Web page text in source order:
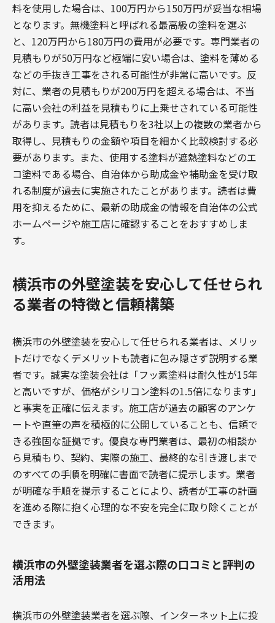
料を使用した場合は、100万円から150万円が妥当な相場
となります。無機塗料と呼ばれる最高級の塗料を選ぶ
と、120万円から180万円の費用が必要です。専門業者の
見積もりが50万円など極端に安い場合は、塗料を薄める
などの手抜き工事をされる可能性が非常に高いです。反
対に、業者の見積もりが200万円を超える場合は、不当
に高い会社の利益を見積もりに上乗せされている可能性
があります。読者は見積もりを3社以上の複数の業者から
取得し、見積もりの金額や項目を細かく比較検討する必
要があります。また、使用する塗料が遮熱塗料などのエ
コ塗料である場合、自治体から助成金や補助金を受け取
れる制度が過去に実施されたことがあります。読者は費
用を抑えるために、最新の助成金の情報を自治体の公式
ホームページや施工店に確認することをおすすめしま
す。
横浜市の外壁塗装を安心して任せられ
る業者の特徴と信頼構築
横浜市の外壁塗装を安心して任せられる業者は、メリッ
トだけでなくデメリットも読者に包み隠さず説明する業
者です。誠実な塗装会社は「フッ素塗料は耐久性が15年
と高いですが、価格がシリコン塗料の1.5倍になります」
と事実を正確に伝えます。施工店が過去の顧客のアンケ
ートや直筆の声を積極的に公開していることも、信頼で
きる強固な証拠です。優良な専門業者は、最初の相談か
ら見積もり、契約、実際の施工、最終的な引き渡しまで
のすべての手順を明確に書面で読者に提示します。業者
が明確な手順を提示することにより、読者が工事の計画
を進める際に抱く心理的な不安を完全に取り除くことが
できます。
横浜市の外壁塗装業者を選ぶ際の口コミと評判の
活用法
横浜市の外壁塗装業者を選ぶ際、インターネット上に投